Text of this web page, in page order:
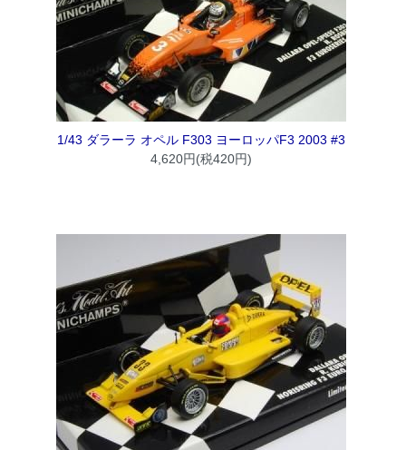
1/43 ダラーラ オペル F303 ヨーロッパF3 2003 #3
4,620円(税420円)